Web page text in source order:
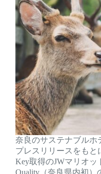
奈良のサステナブルホ
プレスリリースをもと
Key取得のJWマリオッ
Quality（奈良県内初）